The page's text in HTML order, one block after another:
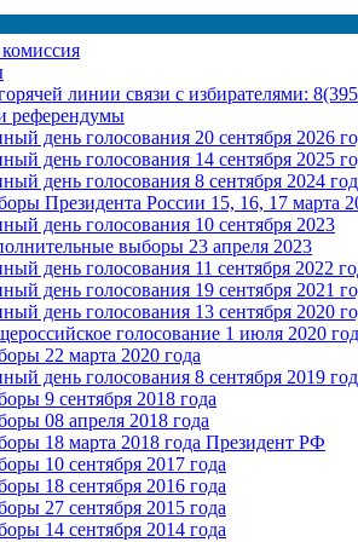
линии связи с избирателями:
референдумы
день голосования 20 сентября 2026
день голосования 14 сентября 2025
день голосования 8 сентября 2024
Президента России 15, 16, 17 марта
день голосования 10 сентября 2023
выборы 23 апреля 2023
день голосования 11 сентября 2022
день голосования 19 сентября 2021
день голосования 13 сентября 2020
голосование 1 июля 2020
22 марта 2020 года
день голосования 8 сентября 2019
9 сентября 2018 года
08 апреля 2018 года
18 марта 2018 года Президент РФ
10 сентября 2017 года
18 сентября 2016 года
27 сентября 2015 года
14 сентября 2014 года